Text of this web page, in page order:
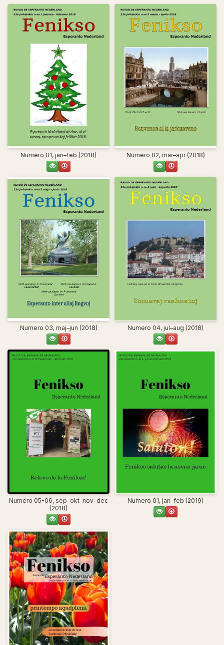
Numero 01, jan–feb (2018) Numero 02, mar–apr (2018)
Numero 03, maj–jun (2018) Numero 04, jul–aug (2018)
Numero 05-06, sep–okt–nov–dec
(2018)
Numero 01, jan–feb (2019)